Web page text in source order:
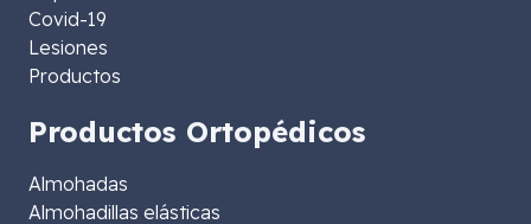
Covid-19
Lesiones
Productos
Productos Ortopédicos
Almohadas
Almohadillas elásticas